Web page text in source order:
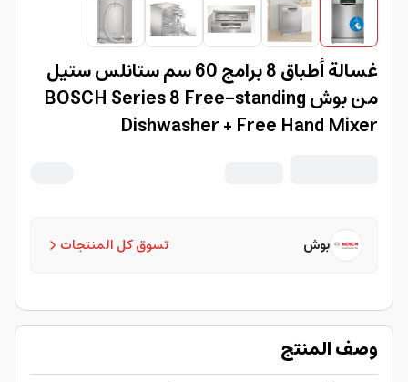
غسالة أطباق 8 برامج 60 سم ستانلس ستيل
من بوش BOSCH Series 8 Free-standing
Dishwasher + Free Hand Mixer
تسوق كل المنتجات بوش
وصف المنتج